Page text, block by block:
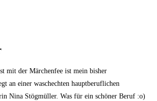
mit der Märchenfee ist mein bisher
an einer waschechten hauptberuflichen
Nina Stögmüller. Was für ein schöner Beruf :o)